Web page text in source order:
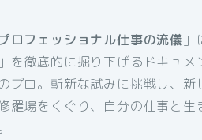
ロフェッショナル仕事の流儀
を徹底的に掘り下げるドキュ
プロ。斬新な試みに挑戦し、
羅場をくぐり、自分の仕事と